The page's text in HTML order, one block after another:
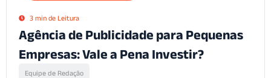
3 min de Leitura
Agência de Publicidade para Pequenas
Empresas: Vale a Pena Investir?
Equipe de Redação